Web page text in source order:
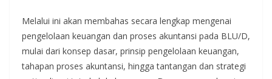
Melalui ini akan membahas secara lengkap mengenai
pengelolaan keuangan dan proses akuntansi pada BLU/D,
mulai dari konsep dasar, prinsip pengelolaan keuangan,
tahapan proses akuntansi, hingga tantangan dan strategi